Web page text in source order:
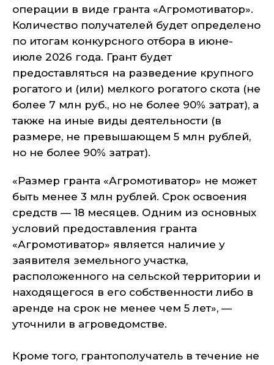
операции в виде гранта «Агромотиватор».
Количество получателей будет определено
по итогам конкурсного отбора в июне-
июле 2026 года. Грант будет
предоставляться на разведение крупного
рогатого и (или) мелкого рогатого скота (не
более 7 млн руб., но не более 90% затрат), а
также на иные виды деятельности (в
размере, не превышающем 5 млн рублей,
но не более 90% затрат).
«Размер гранта «Агромотиватор» не может
быть менее 3 млн рублей. Срок освоения
средств — 18 месяцев. Одним из основных
условий предоставления гранта
«Агромотиватор» является наличие у
заявителя земельного участка,
расположенного на сельской территории и
находящегося в его собственности либо в
аренде на срок не менее чем 5 лет», —
уточнили в агроведомстве.
Кроме того, грантополучатель в течение не